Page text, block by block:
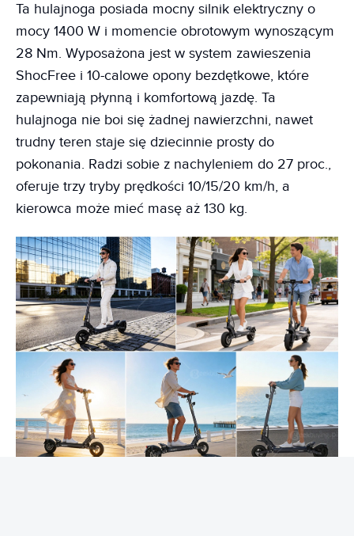
Ta hulajnoga posiada mocny silnik elektryczny o
mocy 1400 W i momencie obrotowym wynoszącym
28 Nm. Wyposażona jest w system zawieszenia
ShocFree i 10-calowe opony bezdętkowe, które
zapewniają płynną i komfortową jazdę. Ta
hulajnoga nie boi się żadnej nawierzchni, nawet
trudny teren staje się dziecinnie prosty do
pokonania. Radzi sobie z nachyleniem do 27 proc.,
oferuje trzy tryby prędkości 10/15/20 km/h, a
kierowca może mieć masę aż 130 kg.